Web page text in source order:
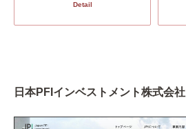
Detail
日本PFIインベストメント株式会社